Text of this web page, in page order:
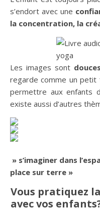
s’endort avec une
la concentration, la
Les images sont
regarde comme un
permettre aux enfants
existe aussi d’autres
» s’imaginer dans
place sur terre »
Vous pratiquez
avec vos